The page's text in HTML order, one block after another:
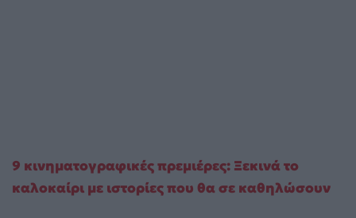
9 κινηματογραφικές πρεμιέρες: Ξεκινά το
καλοκαίρι με ιστορίες που θα σε καθηλώσουν